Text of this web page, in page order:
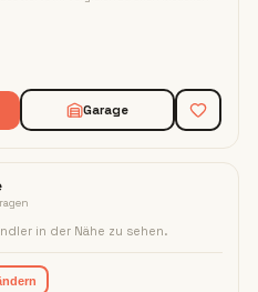
Garage
in der Nähe zu sehen.